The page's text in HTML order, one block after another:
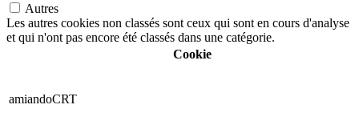
Autres
Les autres cookies non classés sont ceux qui sont en cours d'analyse
et qui n'ont pas encore été classés dans une catégorie.
Cookie
amiandoCRT